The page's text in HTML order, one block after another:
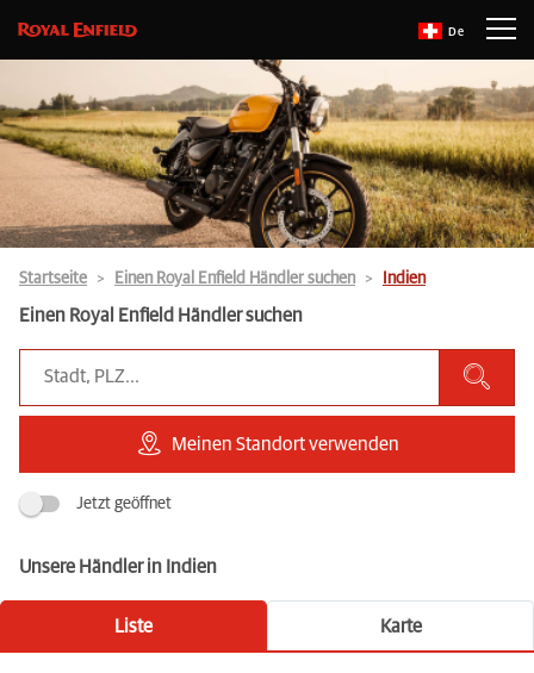
De
Startseite Einen Royal Enfield Händler suchen Indien
Einen Royal Enfield Händler suchen
Meinen Standort verwenden
Jetzt geöffnet
Unsere Händler in Indien
Liste Karte